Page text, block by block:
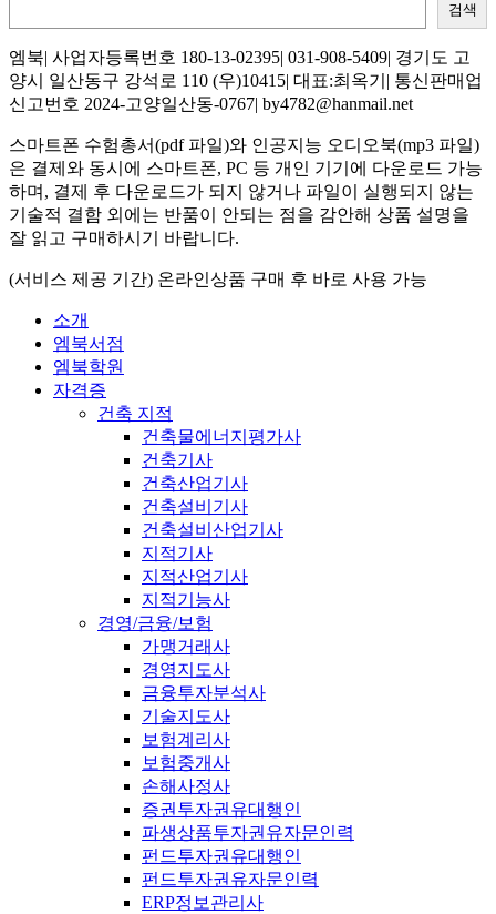
검색
엠북| 사업자등록번호 180-13-02395| 031-908-5409| 경기도 고
양시 일산동구 강석로 110 (우)10415| 대표:최옥기| 통신판매업
신고번호 2024-고양일산동-0767| by4782@hanmail.net
스마트폰 수험총서(pdf 파일)와 인공지능 오디오북(mp3 파일)
은 결제와 동시에 스마트폰, PC 등 개인 기기에 다운로드 가능
하며, 결제 후 다운로드가 되지 않거나 파일이 실행되지 않는
기술적 결함 외에는 반품이 안되는 점을 감안해 상품 설명을
잘 읽고 구매하시기 바랍니다.
(서비스 제공 기간) 온라인상품 구매 후 바로 사용 가능
소개
엠북서점
엠북학원
자격증
건축 지적
건축물에너지평가사
건축기사
건축산업기사
건축설비기사
건축설비산업기사
지적기사
지적산업기사
지적기능사
경영/금융/보험
가맹거래사
경영지도사
금융투자분석사
기술지도사
보험계리사
보험중개사
손해사정사
증권투자권유대행인
파생상품투자권유자문인력
펀드투자권유대행인
펀드투자권유자문인력
ERP정보관리사